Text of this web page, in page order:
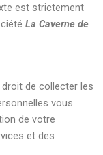
est strictement
La Caverne de
de collecter les
vous
de votre
et des